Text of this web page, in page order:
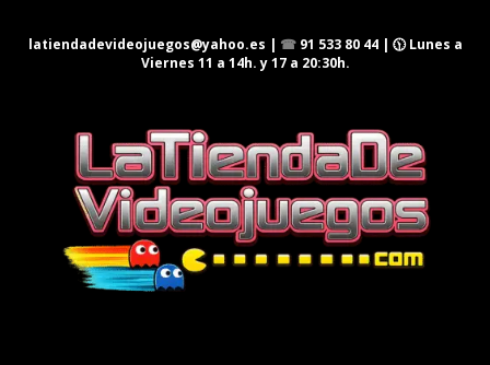
latiendadevideojuegos@yahoo.es | ☎ 91 533 80 44| 🕦 Lunes a
Viernes 11 a 14h. y 17 a 20:30h.